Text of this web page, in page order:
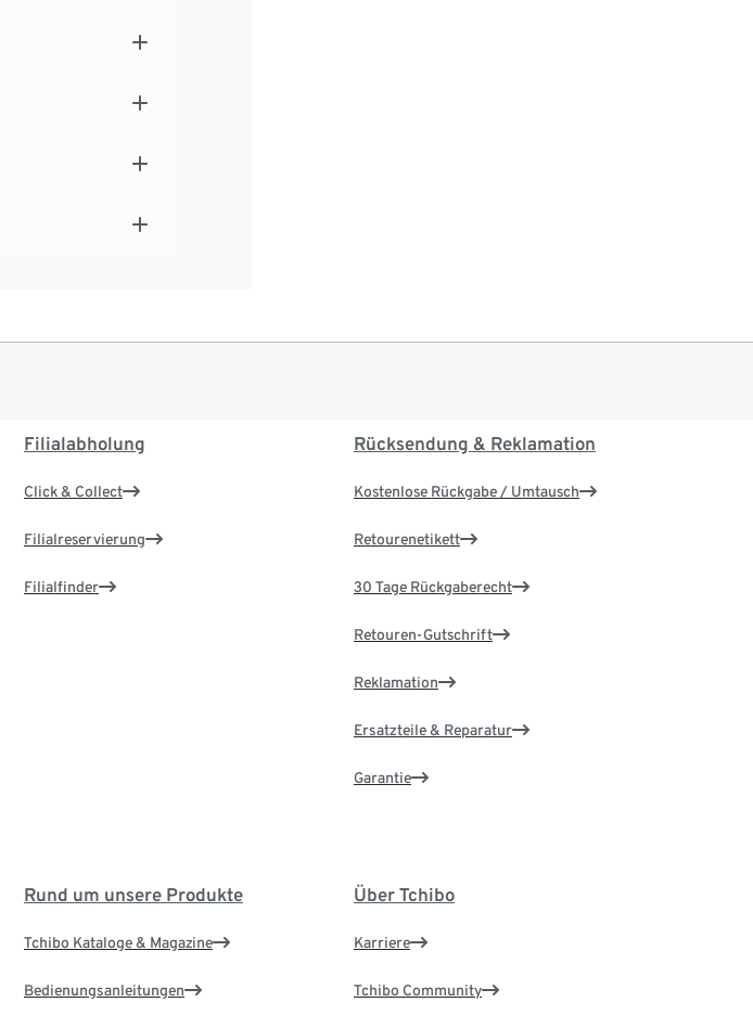
Filialabholung
Click & Collect
Filialreservierung
Filialfinder
Rücksendung & Reklamation
Kostenlose Rückgabe / Umtausch
Retourenetikett
30 Tage Rückgaberecht
Retouren-Gutschrift
Reklamation
Ersatzteile & Reparatur
Garantie
Rund um unsere Produkte
Tchibo Kataloge & Magazine
Bedienungsanleitungen
Über Tchibo
Karriere
Tchibo Community